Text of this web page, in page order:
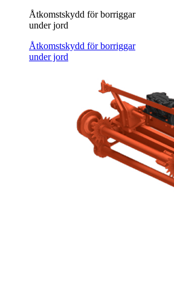
Åtkomstskydd för borriggar
under jord
Åtkomstskydd för borriggar
under jord